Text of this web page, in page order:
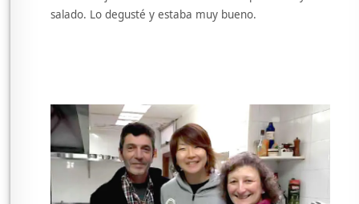
salado. Lo degusté y estaba muy bueno.